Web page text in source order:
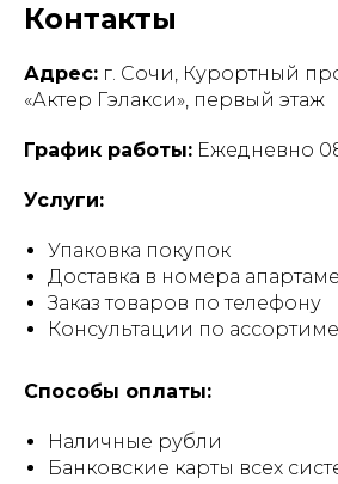
Контакты
Адрес: г. Сочи, Курортный
«Актер Гэлакси», первый этаж
График работы: Ежедневно
Услуги:
Упаковка покупок
Доставка в номера
Заказ товаров по телефону
Консультации по
Способы оплаты:
Наличные рубли
Банковские карты всех